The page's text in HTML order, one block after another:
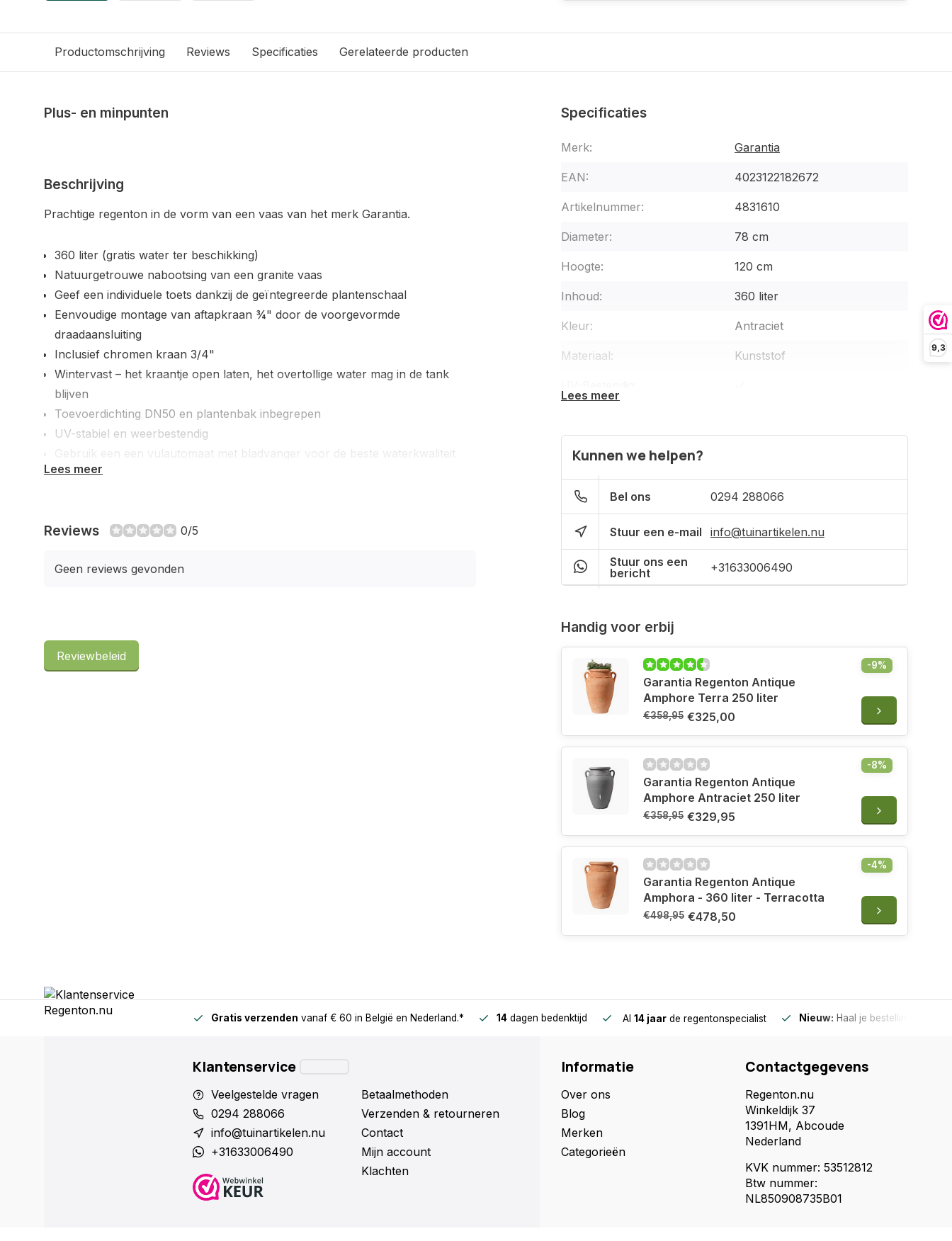
9,3
Productomschrijving Reviews Specificaties Gerelateerde producten
Plus- en minpunten
Beschrijving
Prachtige regenton in de vorm van een vaas van het merk Garantia.
360 liter (gratis water ter beschikking)
Natuurgetrouwe nabootsing van een granite vaas
Geef een individuele toets dankzij de geïntegreerde plantenschaal
Eenvoudige montage van aftapkraan ¾" door de voorgevormde
draadaansluiting
Inclusief chromen kraan 3/4"
Wintervast – het kraantje open laten, het overtollige water mag in de tank
blijven
Toevoerdichting DN50 en plantenbak inbegrepen
UV-stabiel en weerbestendig
Gebruik een een vulautomaat met bladvanger voor de beste waterkwaliteit
(optie)
Lees meer
Reviews 0/5
Geen reviews gevonden
Reviewbeleid
Specificaties
Merk: Garantia
EAN: 4023122182672
Artikelnummer: 4831610
Diameter: 78 cm
Hoogte: 120 cm
Inhoud: 360 liter
Kleur: Antraciet
Materiaal: Kunststof
Inclusief kraan:
Type kraan: Chroom 3/4''
Gardena koppeling aansluiting:
Inclusief deksel:
Lees meer
Kunnen we helpen?
Bel ons 0294 288066
Stuur een e-mail info@tuinartikelen.nu
Stuur ons een
bericht
+31633006490
Handig voor erbij
Garantia Regenton Antique
Amphore Terra 250 liter
€358,95 €325,00
-9%
Garantia Regenton Antique
Amphore Antraciet 250 liter
€358,95 €329,95
-8%
Garantia Regenton Antique
Amphora - 360 liter - Terracotta
€498,95 €478,50
-4%
Gratis verzenden vanaf € 60 in België en Nederland.* 14 dagen bedenktijd Al 14 jaar de regentonspecialist Nieuw: Haal je bestelling in
Klantenservice
Veelgestelde vragen
0294 288066
info@tuinartikelen.nu
+31633006490
Betaalmethoden
Verzenden & retourneren
Contact
Mijn account
Klachten
Informatie
Over ons
Blog
Merken
Categorieën
Contactgegevens
Regenton.nu
Winkeldijk 37
1391HM, Abcoude
Nederland
KVK nummer: 53512812
Btw nummer:
NL850908735B01